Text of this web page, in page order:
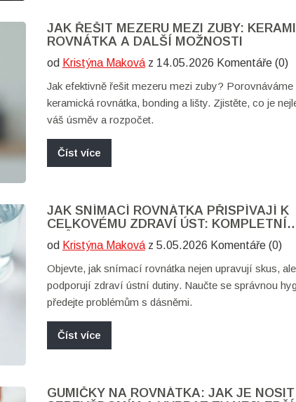
JAK ŘEŠIT MEZERU MEZI ZUBY:
ROVNÁTKA A DALŠÍ MOŽNOSTI
od Kristýna Makováz 14.05.2026 Komentáře (0)
Jak efektivně řešit mezeru mezi zuby? Porovnáváme
keramická rovnátka, bonding a lišty. Zjistěte, co je
váš úsměv a rozpočet.
Číst více
JAK SNÍMACÍ ROVNÁTKA PŘISPÍVAJÍ K
CELKOVÉMU ZDRAVÍ ÚST: KOMPLETNÍ
PRŮVODCE
od Kristýna Makováz 5.05.2026 Komentáře (0)
Objevte, jak snímací rovnátka nejen upravují skus,
podporují zdraví ústní dutiny. Naučte se správnou
předejte problémům s dásněmi.
Číst více
GUMIČKY NA ROVNÁTKA: JAK JE